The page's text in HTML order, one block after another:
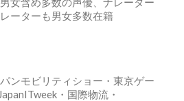
ーターも男女多数在籍
ンモビリティショー・東京ゲー
・国際物流・